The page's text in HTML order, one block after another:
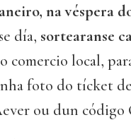
na véspera
día, sortearanse
comercio local,
foto do tícket
ou dun código